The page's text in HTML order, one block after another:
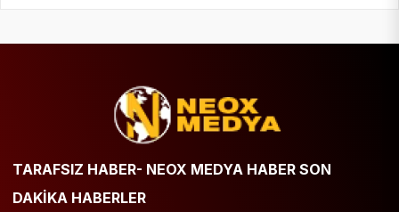
TARAFSIZ HABER- NEOX MEDYA HABER SON
DAKİKA HABERLER